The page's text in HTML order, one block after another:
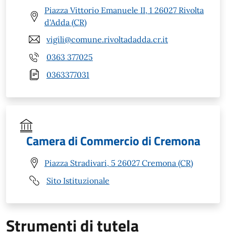
Piazza Vittorio Emanuele II, 1 26027 Rivolta
d'Adda (CR)
vigili@comune.rivoltadadda.cr.it
0363 377025
0363377031
Camera di Commercio di Cremona
Piazza Stradivari, 5 26027 Cremona (CR)
Sito Istituzionale
Strumenti di tutela